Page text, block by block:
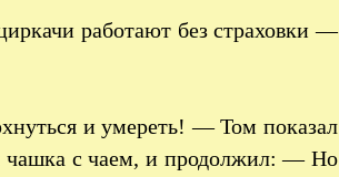
работают без страховки —
и умереть! — Том показал
и чашка с чаем, и продолжил: — Но